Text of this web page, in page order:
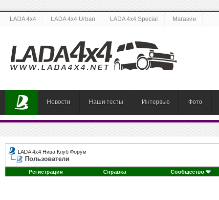
LADA 4x4 LADA 4x4 Urban LADA 4x4 Special Магазин
Новости Наши тесты Интервью Фото
LADA 4x4 Нива Клуб Форум
Пользователи
Регистрация Справка Сообщество